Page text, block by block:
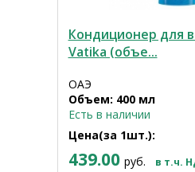
Кондиционер для
Vatika (объе...
ОАЭ
Объем: 400 мл
Есть в наличии
Цена(за 1шт.):
439.00 руб. в т.ч.